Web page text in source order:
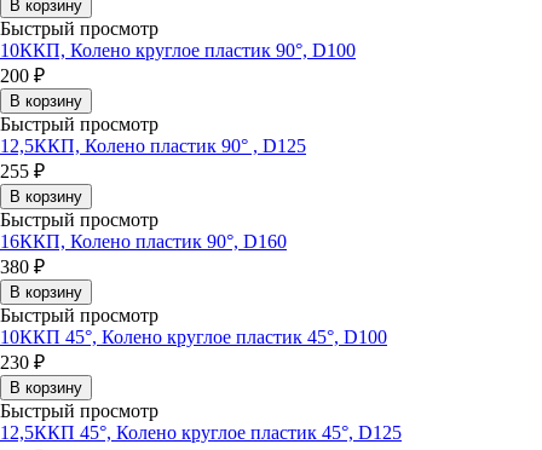
В корзину
Быстрый просмотр
10ККП, Колено круглое пластик 90°, D100
200 ₽
В корзину
Быстрый просмотр
12,5ККП, Колено пластик 90° , D125
255 ₽
В корзину
Быстрый просмотр
16ККП, Колено пластик 90°, D160
380 ₽
В корзину
Быстрый просмотр
10ККП 45°, Колено круглое пластик 45°, D100
230 ₽
В корзину
Быстрый просмотр
12,5ККП 45°, Колено круглое пластик 45°, D125